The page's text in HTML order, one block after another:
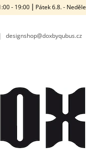
- 19:00 ⎮ Pátek 6.8. -
designshop@doxbyqubus.cz